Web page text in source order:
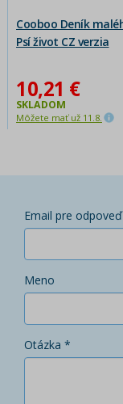
Cooboo Deník
Psí život CZ verzia
10,21 €
SKLADOM
Môžete mať už 11.8.
Email pre
Meno
Otázka *